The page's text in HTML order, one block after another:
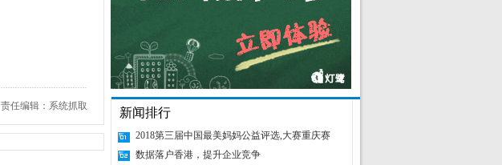
责任编辑：系统抓取 新闻排行
2018第三届中国最美妈妈公益评选,大赛重庆赛
数据落户香港，提升企业竞争